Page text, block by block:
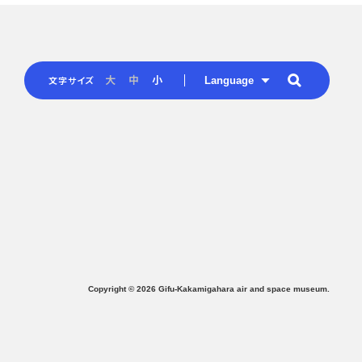
文字サイズ 大 中 小 Language
Copyright ©2026 Gifu-Kakamigahara air and space museum.